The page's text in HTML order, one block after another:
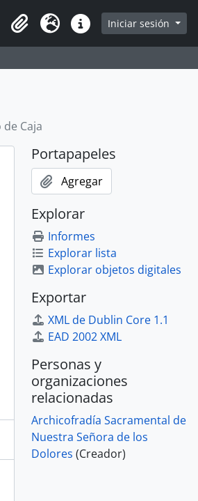
Portapapeles
Idioma Enlaces rápidos
Iniciar sesión
Caja
Portapapeles
Agregar
Explorar
Informes
Explorar lista
Explorar objetos digitales
Exportar
XML de Dublin Core 1.1
EAD 2002 XML
Personas y
organizaciones
relacionadas
Archicofradía Sacramental de
Nuestra Señora de los
Dolores (Creador)